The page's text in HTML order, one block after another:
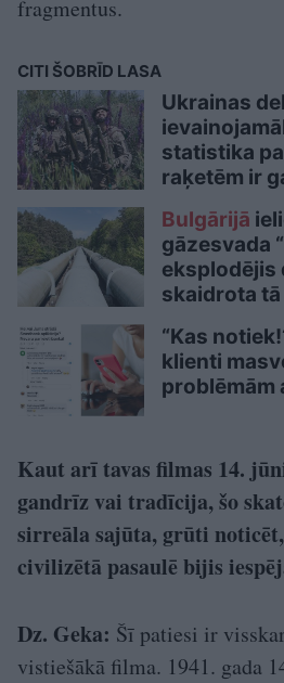
fragmentus.
CITI ŠOBRĪD LASA
Ukrainas
statistika
raķetēm ir
Bulgārijā
gāzesvada
eksplodējis
skaidrota
“Kas
klienti
problēmām
Kaut arī tavas filmas 14.
gandrīz vai tradīcija, šo
sirreāla sajūta, grūti
civilizētā pasaulē bijis
Dz. Geka: Šī patiesi ir
vistiešākā filma. 1941. gada